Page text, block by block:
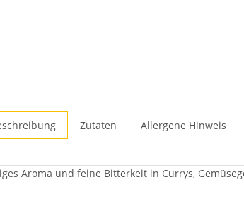
Zutaten Allergene Hinweis
Aroma und feine Bitterkeit in Currys,